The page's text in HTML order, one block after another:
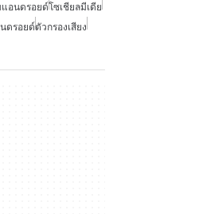
อนดรอยด์โซเชียลมีเดีย
ดรอยด์ตัวกรองเสียง